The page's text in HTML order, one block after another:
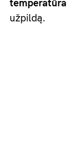
temperatūra
užpildą.